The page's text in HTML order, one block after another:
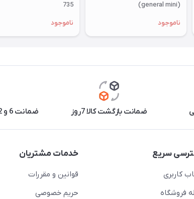
(general mini)
ناموجود
735
ناموجود
ضمانت بازگشت کالا 7روز ضمانت 6 و 12 ماه برخی محصولات
سریع
کاربری
فروشگاه
خدمات مشتریان
قوانین و مقررات
حریم خصوصی